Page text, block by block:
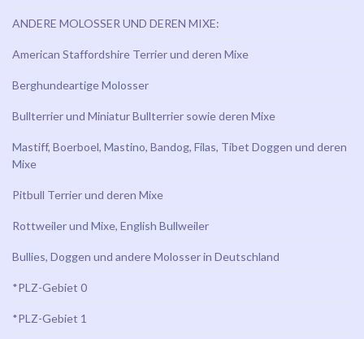
ANDERE MOLOSSER UND DEREN MIXE:
American Staffordshire Terrier und deren Mixe
Berghundeartige Molosser
Bullterrier und Miniatur Bullterrier sowie deren Mixe
Mastiff, Boerboel, Mastino, Bandog, Filas, Tibet Doggen und deren
Mixe
Pitbull Terrier und deren Mixe
Rottweiler und Mixe, English Bullweiler
Bullies, Doggen und andere Molosser in Deutschland
*PLZ-Gebiet 0
*PLZ-Gebiet 1